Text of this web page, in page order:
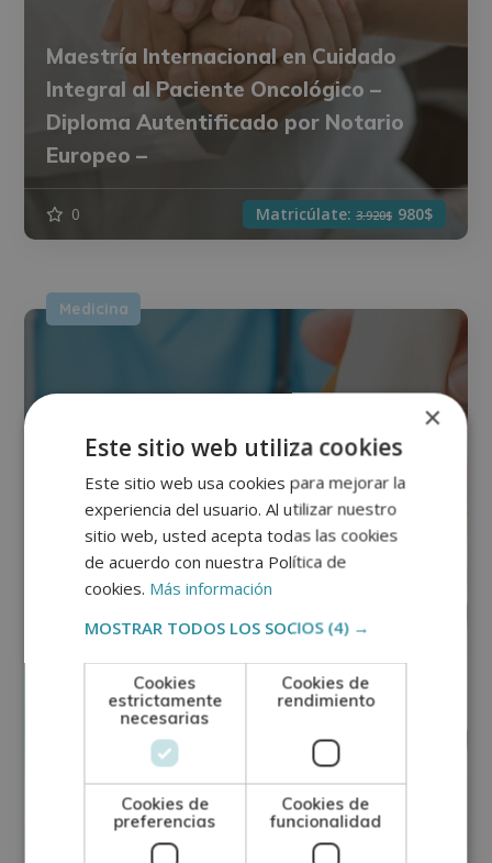
Maestría Internacional en Cuidado
Integral al Paciente Oncológico –
Diploma Autentificado por Notario
Europeo –
0 Matricúlate: 3.920$ 980$
Medicina
Maestría Internacional en Cirugía
Ortopédica – Diploma Autentificado
por Notario Europeo –
×
Este sitio web utiliza cookies
Este sitio web usa cookies para mejorar la
experiencia del usuario. Al utilizar nuestro
sitio web, usted acepta todas las cookies
de acuerdo con nuestra Política de
cookies. Más información
MOSTRAR TODOS LOS SOCIOS (4) →
Cookies
estrictamente
necesarias
Cookies de
rendimiento
Cookies de
preferencias
Cookies de
funcionalidad